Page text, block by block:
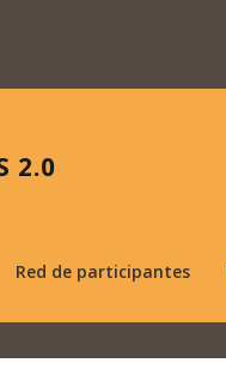
2.0
Red de participantes